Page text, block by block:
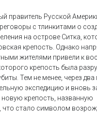
правитель Русской
с тлинкитами о
на острове Ситка,
крепость. Однако
жителями привели к
крепость была
Тем не менее, через
экспедицию и вновь
крепость, названную
что стало символом